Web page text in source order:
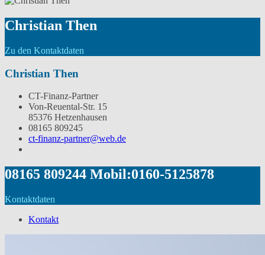
Christian Then
Zu den Kontaktdaten
Christian Then
CT-Finanz-Partner
Von-Reuental-Str. 15
85376 Hetzenhausen
08165 809245
ct-finanz-partner@web.de
08165 809244 Mobil:0160-5125878
Kontaktdaten
Kontakt